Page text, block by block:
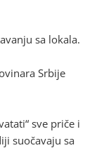
sa lokala.
Srbije
sve priče i
suočavaju sa